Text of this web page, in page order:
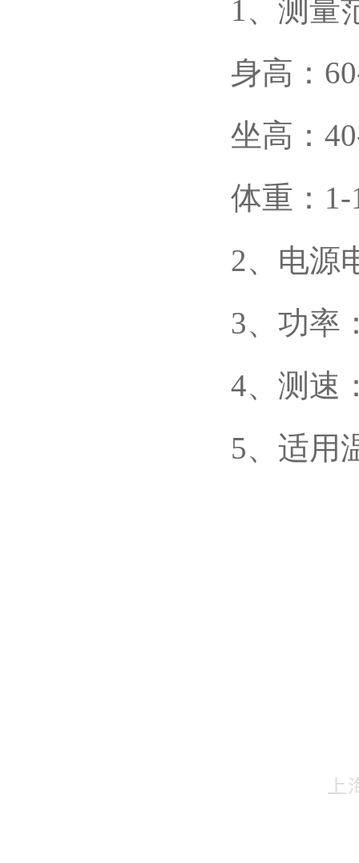
1、测量
身高：
坐高：
体重：1-
2、电源
3、功率
4、测速
5、适用